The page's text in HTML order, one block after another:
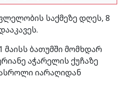
საქმეზე დღეს, 8
მაისს ბათუმში მომხდარ
აჭარელის ქუჩაზე
იარაღიდან